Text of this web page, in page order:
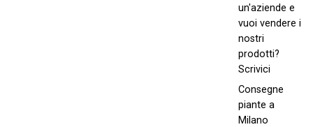
un'aziende e
vuoi vendere i
nostri
prodotti?
Scrivici
Consegne
piante a
Milano